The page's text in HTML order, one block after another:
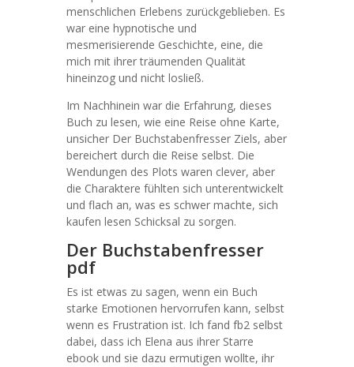
menschlichen Erlebens zurückgeblieben. Es
war eine hypnotische und
mesmerisierende Geschichte, eine, die
mich mit ihrer träumenden Qualität
hineinzog und nicht losließ.
Im Nachhinein war die Erfahrung, dieses
Buch zu lesen, wie eine Reise ohne Karte,
unsicher Der Buchstabenfresser Ziels, aber
bereichert durch die Reise selbst. Die
Wendungen des Plots waren clever, aber
die Charaktere fühlten sich unterentwickelt
und flach an, was es schwer machte, sich
kaufen lesen Schicksal zu sorgen.
Der Buchstabenfresser
pdf
Es ist etwas zu sagen, wenn ein Buch
starke Emotionen hervorrufen kann, selbst
wenn es Frustration ist. Ich fand fb2 selbst
dabei, dass ich Elena aus ihrer Starre
ebook und sie dazu ermutigen wollte, ihr